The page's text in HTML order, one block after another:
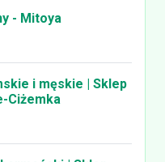
- Mitoya
i męskie | Sklep
Ciżemka